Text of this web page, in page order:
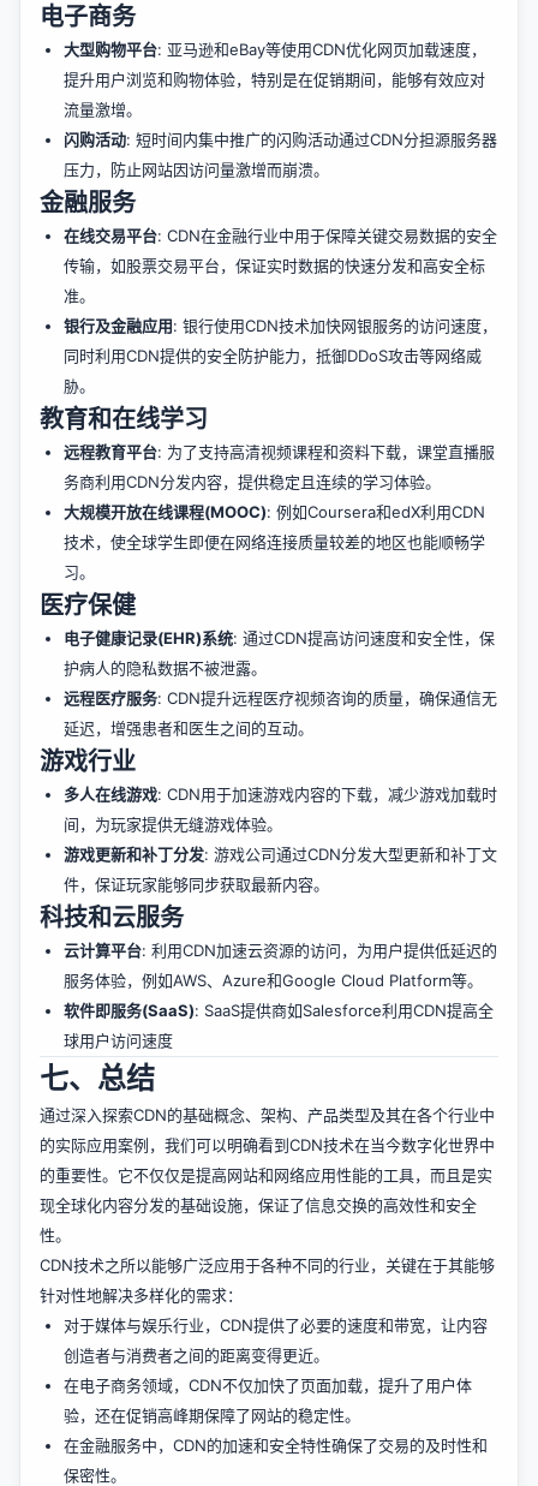
电子商务
大型购物平台: 亚马逊和eBay等使用CDN优化网页加载速度，
提升用户浏览和购物体验，特别是在促销期间，能够有效应对
流量激增。
闪购活动: 短时间内集中推广的闪购活动通过CDN分担源服务器
压力，防止网站因访问量激增而崩溃。
金融服务
在线交易平台: CDN在金融行业中用于保障关键交易数据的安全
传输，如股票交易平台，保证实时数据的快速分发和高安全标
准。
银行及金融应用: 银行使用CDN技术加快网银服务的访问速度，
同时利用CDN提供的安全防护能力，抵御DDoS攻击等网络威
胁。
教育和在线学习
远程教育平台: 为了支持高清视频课程和资料下载，课堂直播服
务商利用CDN分发内容，提供稳定且连续的学习体验。
大规模开放在线课程(MOOC): 例如Coursera和edX利用CDN
技术，使全球学生即便在网络连接质量较差的地区也能顺畅学
习。
医疗保健
电子健康记录(EHR)系统: 通过CDN提高访问速度和安全性，保
护病人的隐私数据不被泄露。
远程医疗服务: CDN提升远程医疗视频咨询的质量，确保通信无
延迟，增强患者和医生之间的互动。
游戏行业
多人在线游戏: CDN用于加速游戏内容的下载，减少游戏加载时
间，为玩家提供无缝游戏体验。
游戏更新和补丁分发: 游戏公司通过CDN分发大型更新和补丁文
件，保证玩家能够同步获取最新内容。
科技和云服务
云计算平台: 利用CDN加速云资源的访问，为用户提供低延迟的
服务体验，例如AWS、Azure和Google Cloud Platform等。
软件即服务(SaaS): SaaS提供商如Salesforce利用CDN提高全
球用户访问速度
七、总结
通过深入探索CDN的基础概念、架构、产品类型及其在各个行业中
的实际应用案例，我们可以明确看到CDN技术在当今数字化世界中
的重要性。它不仅仅是提高网站和网络应用性能的工具，而且是实
现全球化内容分发的基础设施，保证了信息交换的高效性和安全
性。
CDN技术之所以能够广泛应用于各种不同的行业，关键在于其能够
针对性地解决多样化的需求：
对于媒体与娱乐行业，CDN提供了必要的速度和带宽，让内容
创造者与消费者之间的距离变得更近。
在电子商务领域，CDN不仅加快了页面加载，提升了用户体
验，还在促销高峰期保障了网站的稳定性。
在金融服务中，CDN的加速和安全特性确保了交易的及时性和
保密性。